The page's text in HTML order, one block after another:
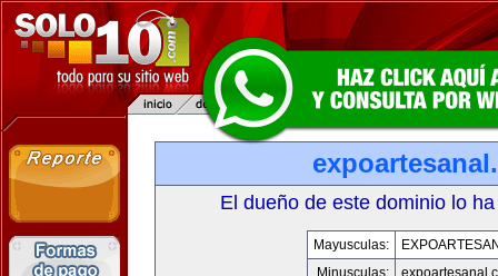
El dueño de este dominio lo
Mayusculas:
Minusculas: